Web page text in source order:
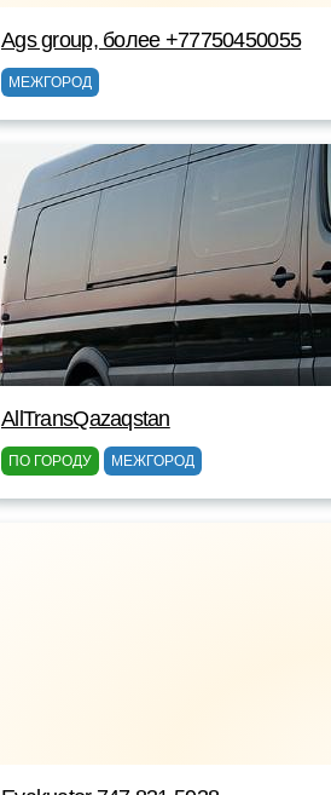
Ags group, более +77750450055
МЕЖГОРОД
AllTransQazaqstan
ПО ГОРОДУ МЕЖГОРОД